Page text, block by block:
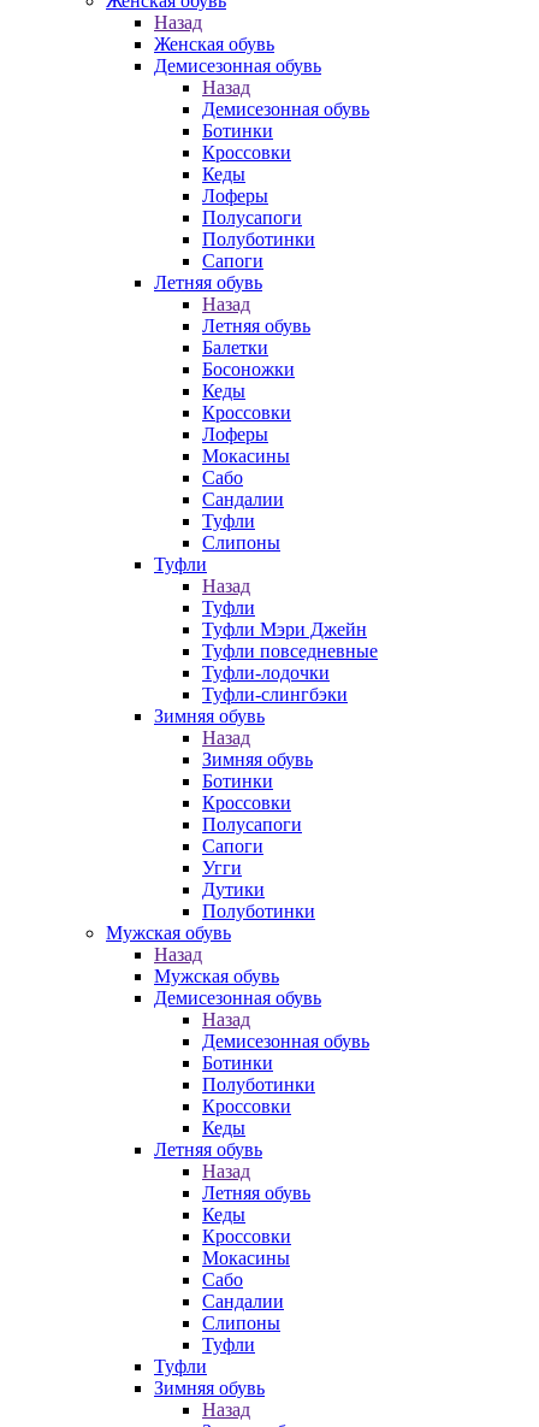
Назад
Женская обувь
Демисезонная обувь
Назад
Демисезонная обувь
Ботинки
Кроссовки
Кеды
Лоферы
Полусапоги
Полуботинки
Сапоги
Летняя обувь
Назад
Летняя обувь
Балетки
Босоножки
Кеды
Кроссовки
Лоферы
Мокасины
Сабо
Сандалии
Туфли
Слипоны
Туфли
Назад
Туфли
Туфли Мэри Джейн
Туфли повседневные
Туфли-лодочки
Туфли-слингбэки
Зимняя обувь
Назад
Зимняя обувь
Ботинки
Кроссовки
Полусапоги
Сапоги
Угги
Дутики
Полуботинки
Мужская обувь
Назад
Мужская обувь
Демисезонная обувь
Назад
Демисезонная обувь
Ботинки
Полуботинки
Кроссовки
Кеды
Летняя обувь
Назад
Летняя обувь
Кеды
Кроссовки
Мокасины
Сабо
Сандалии
Слипоны
Туфли
Туфли
Зимняя обувь
Назад